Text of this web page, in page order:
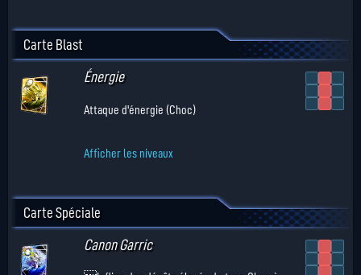
Carte Blast
Énergie
Attaque d'énergie (Choc)
Afficher les niveaux
Carte Spéciale
Canon Garric